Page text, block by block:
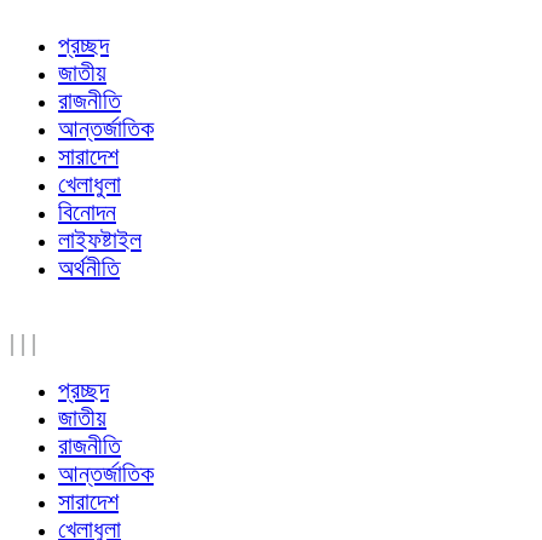
প্রচ্ছদ
জাতীয়
রাজনীতি
আন্তর্জাতিক
সারাদেশ
খেলাধুলা
বিনোদন
লাইফষ্টাইল
অর্থনীতি
| | |
প্রচ্ছদ
জাতীয়
রাজনীতি
আন্তর্জাতিক
সারাদেশ
খেলাধুলা